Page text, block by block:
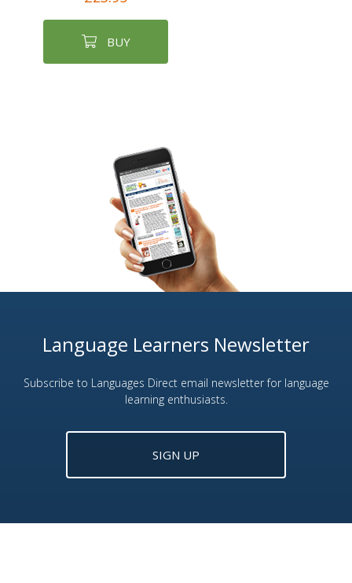
BUY
Language Learners Newsletter
Subscribe to Languages Direct email newsletter for language
learning enthusiasts.
SIGN UP